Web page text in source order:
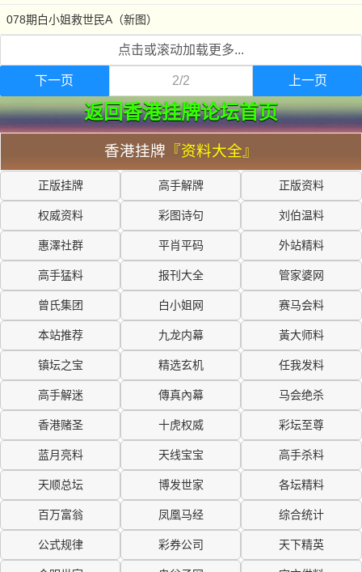
078期白小姐救世民A（新图）
点击或滚动加载更多...
下一页 2/2 上一页
返回香港挂牌论坛首页
香港挂牌 『资料大全』
正版挂牌 高手解牌 正版资料
权威资料 彩图诗句 刘伯温料
惠澤社群 平肖平码 外站精料
高手猛料 报刊大全 管家婆网
曾氏集团 白小姐网 赛马会料
本站推荐 九龙内幕 黃大师料
镇坛之宝 精选玄机 任我发料
高手解迷 傳真內幕 马会绝杀
香港赌圣 十虎权威 彩坛至尊
蓝月亮料 天线宝宝 高手杀料
天顺总坛 博发世家 各坛精料
百万富翁 凤凰马经 综合统计
公式规律 彩券公司 天下精英